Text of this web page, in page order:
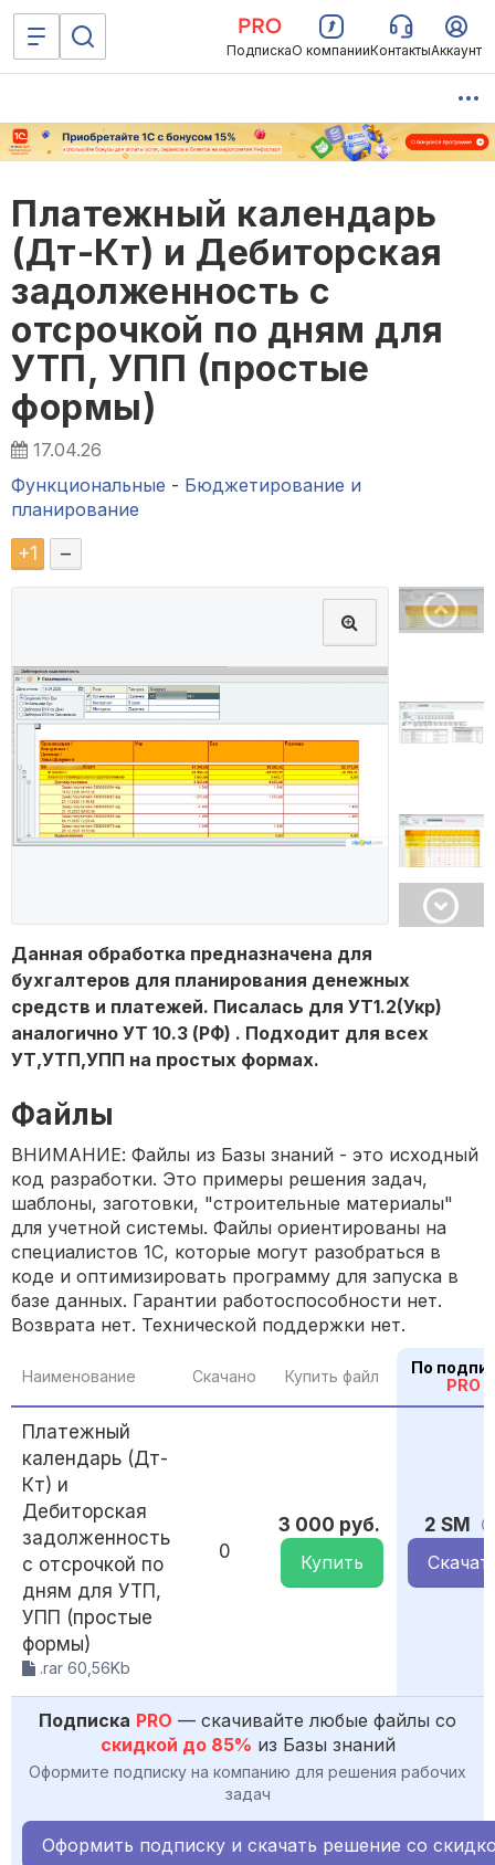
ПодпискаО компанииКонтактыАккаунт
Платежный календарь
(Дт-Кт) и Дебиторская
задолженность с
отсрочкой по дням для
УТП, УПП (простые
формы)
17.04.26
Функциональные - Бюджетирование и
планирование
+1 –
Данная обработка предназначена для
бухгалтеров для планирования денежных
средств и платежей. Писалась для УТ1.2(Укр)
аналогично УТ 10.3 (РФ) . Подходит для всех
УТ,УТП,УПП на простых формах.
Файлы
ВНИМАНИЕ: Файлы из Базы знаний - это исходный
код разработки. Это примеры решения задач,
шаблоны, заготовки, "строительные материалы"
для учетной системы. Файлы ориентированы на
специалистов 1С, которые могут разобраться в
коде и оптимизировать программу для запуска в
базе данных. Гарантии работоспособности нет.
Возврата нет. Технической поддержки нет.
Наименование Скачано Купить файл
По
PRO
Платежный
календарь (Дт-
Кт) и
Дебиторская
задолженность
с отсрочкой по
дням для УТП,
УПП (простые
формы)
.rar 60,56Kb
0
3 000 руб.
Купить
2 SM
Подписка PRO — скачивайте любые файлы со
скидкой до 85% из Базы знаний
Оформите подписку на компанию для решения рабочих
задач
Оформить подписку и скачать решение со